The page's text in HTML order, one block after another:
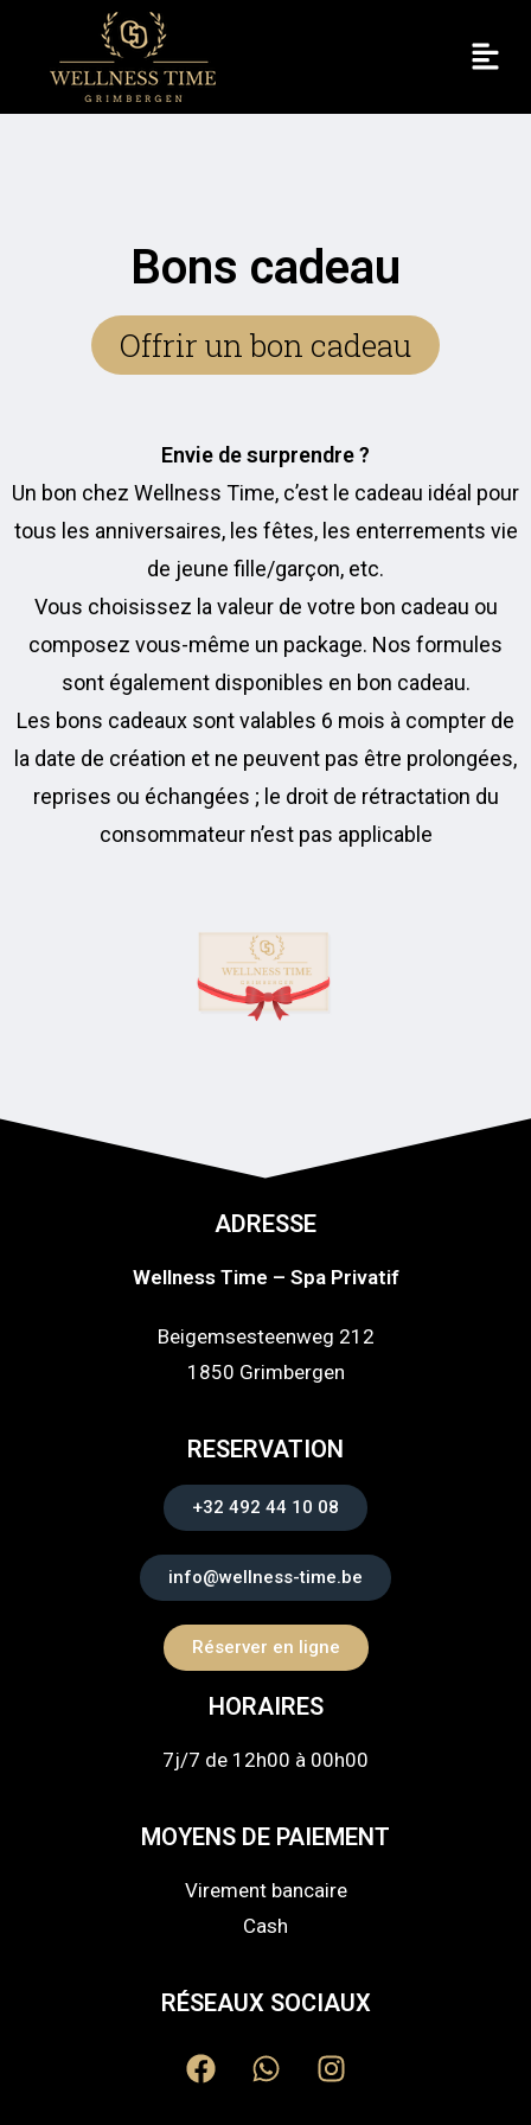
Bons cadeau
Offrir un bon cadeau
Envie de surprendre ?
Un bon chez Wellness Time, c’est le cadeau idéal pour
tous les anniversaires, les fêtes, les enterrements vie
de jeune fille/garçon, etc.
Vous choisissez la valeur de votre bon cadeau ou
composez vous-même un package. Nos formules
sont également disponibles en bon cadeau.
Les bons cadeaux sont valables 6 mois à compter de
la date de création et ne peuvent pas être prolongées,
reprises ou échangées ; le droit de rétractation du
consommateur n’est pas applicable
ADRESSE
Wellness Time – Spa Privatif
Beigemsesteenweg 212
1850 Grimbergen
RESERVATION
+32 492 44 10 08
info@wellness-time.be
Réserver en ligne
HORAIRES
7j/7 de 12h00 à 00h00
MOYENS DE PAIEMENT
Virement bancaire
Cash
RÉSEAUX SOCIAUX